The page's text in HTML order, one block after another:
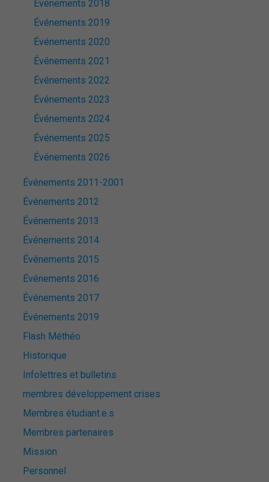
Événements 2018
Événements 2019
Événements 2020
Événements 2021
Événements 2022
Événements 2023
Événements 2024
Événements 2025
Événements 2026
Événements 2011-2001
Événements 2012
Événements 2013
Événements 2014
Événements 2015
Événements 2016
Événements 2017
Événements 2019
Flash Méthéo
Historique
Infolettres et bulletins
membres développement crises
Membres étudiant.e.s
Membres partenaires
Mission
Personnel